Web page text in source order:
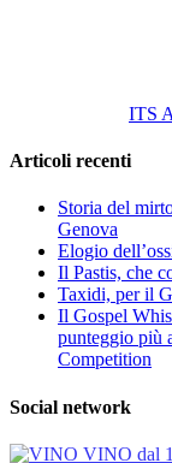
ITS
Articoli recenti
Storia del
Genova
Elogio
Il Pastis, che
Taxidi, per il
Il Gospel
punteggio più
Competition
Social network